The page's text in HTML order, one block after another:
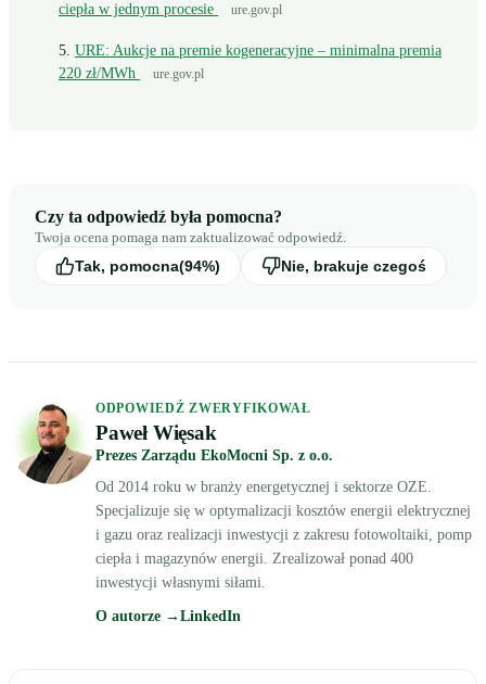
ciepła w jednym procesie ure.gov.pl
URE: Aukcje na premie kogeneracyjne – minimalna premia
220 zł/MWh
ure.gov.pl
Czy ta odpowiedź była pomocna?
Twoja ocena pomaga nam zaktualizować odpowiedź.
Tak, pomocna(94%) Nie, brakuje czegoś
ODPOWIEDŹ ZWERYFIKOWAŁ
Paweł Więsak
Prezes Zarządu EkoMocni Sp. z o.o.
Od 2014 roku w branży energetycznej i sektorze OZE.
Specjalizuje się w optymalizacji kosztów energii elektrycznej
i gazu oraz realizacji inwestycji z zakresu fotowoltaiki, pomp
ciepła i magazynów energii. Zrealizował ponad 400
inwestycji własnymi siłami.
O autorze → LinkedIn